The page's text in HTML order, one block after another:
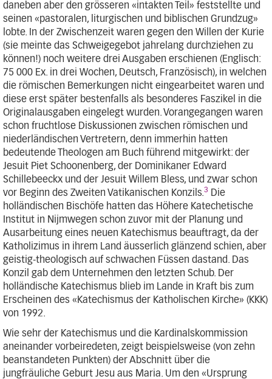
daneben aber den grösseren «intakten Teil» feststellte und
seinen «pastoralen, liturgischen und biblischen Grundzug»
lobte. In der Zwischenzeit waren gegen den Willen der Kurie
(sie meinte das Schweigegebot jahrelang durchziehen zu
können!) noch weitere drei Ausgaben erschienen (Englisch:
75 000 Ex. in drei Wochen, Deutsch, Französisch), in welchen
die römischen Bemerkungen nicht eingearbeitet waren und
diese erst später bestenfalls als besonderes Faszikel in die
Originalausgaben eingelegt wurden. Vorangegangen waren
schon fruchtlose Diskussionen zwischen römischen und
niederländischen Vertretern, denn immerhin hatten
bedeutende Theologen am Buch führend mitgewirkt: der
Jesuit Piet Schoonenberg, der Dominikaner Edward
Schillebeeckx und der Jesuit Willem Bless, und zwar schon
vor Beginn des Zweiten Vatikanischen Konzils.3
Die
holländischen Bischöfe hatten das Höhere Katechetische
Institut in Nijmwegen schon zuvor mit der Planung und
Ausarbeitung eines neuen Katechismus beauftragt, da der
Katholizimus in ihrem Land äusserlich glänzend schien, aber
geistig-theologisch auf schwachen Füssen dastand. Das
Konzil gab dem Unternehmen den letzten Schub. Der
holländische Katechismus blieb im Lande in Kraft bis zum
Erscheinen des «Katechismus der Katholischen Kirche» (KKK)
von 1992.
Wie sehr der Katechismus und die Kardinalskommission
aneinander vorbeiredeten, zeigt beispielsweise (von zehn
beanstandeten Punkten) der Abschnitt über die
jungfräuliche Geburt Jesu aus Maria. Um den «Ursprung